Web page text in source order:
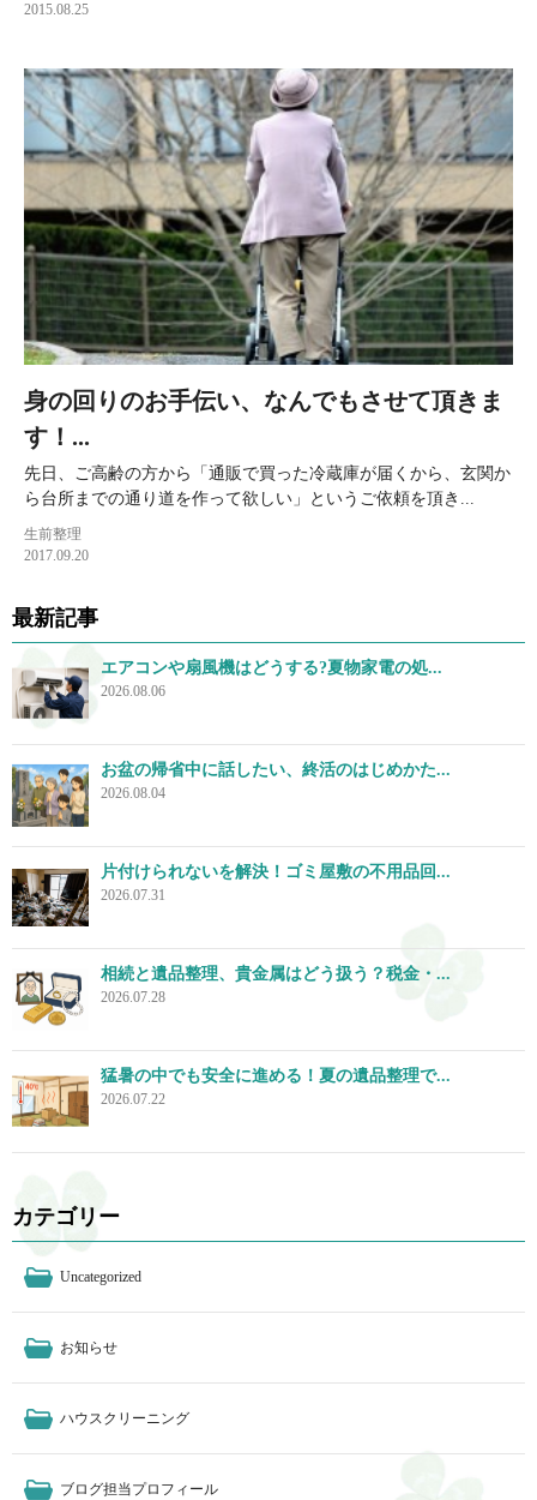
2015.08.25
身の回りのお手伝い、なんでもさせて頂きま
す！...
先日、ご高齢の方から「通販で買った冷蔵庫が届くから、玄関か
ら台所までの通り道を作って欲しい」というご依頼を頂き...
生前整理
2017.09.20
最新記事
エアコンや扇風機はどうする?夏物家電の処...
2026.08.06
お盆の帰省中に話したい、終活のはじめかた...
2026.08.04
片付けられないを解決！ゴミ屋敷の不用品回...
2026.07.31
相続と遺品整理、貴金属はどう扱う？税金・...
2026.07.28
猛暑の中でも安全に進める！夏の遺品整理で...
2026.07.22
カテゴリー
Uncategorized
お知らせ
ハウスクリーニング
ブログ担当プロフィール